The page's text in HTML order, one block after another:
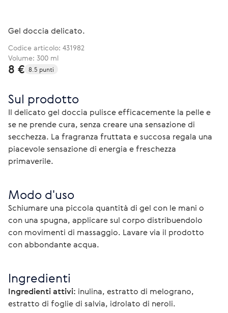
Gel doccia delicato.
Codice articolo: 431982
Volume: 300 ml
8 € 8.5 punti
Sul prodotto
Il delicato gel doccia pulisce efficacemente la pelle e
se ne prende cura, senza creare una sensazione di
secchezza. La fragranza fruttata e succosa regala una
piacevole sensazione di energia e freschezza
primaverile.
Modo d'uso
Schiumare una piccola quantità di gel con le mani o
con una spugna, applicare sul corpo distribuendolo
con movimenti di massaggio. Lavare via il prodotto
con abbondante acqua.
Ingredienti
Ingredienti attivi: inulina, estratto di melograno,
estratto di foglie di salvia, idrolato di neroli.